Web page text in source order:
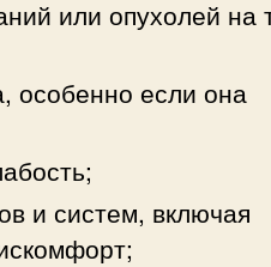
или опухолей на
особенно если она
и систем, включая